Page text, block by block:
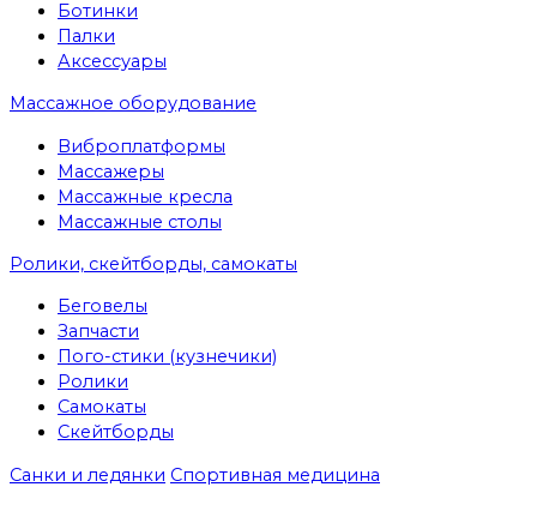
Ботинки
Палки
Аксессуары
Массажное оборудование
Виброплатформы
Массажеры
Массажные кресла
Массажные столы
Ролики, скейтборды, самокаты
Беговелы
Запчасти
Пого-стики (кузнечики)
Ролики
Самокаты
Скейтборды
Санки и ледянки Спортивная медицина